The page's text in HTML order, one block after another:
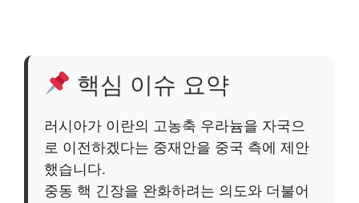
핵심 이슈 요약
러시아가 이란의 고농축 우라늄을 자국으
로 이전하겠다는 중재안을 중국 측에 제안
했습니다.
중동 핵 긴장을 완화하려는 의도와 더불어